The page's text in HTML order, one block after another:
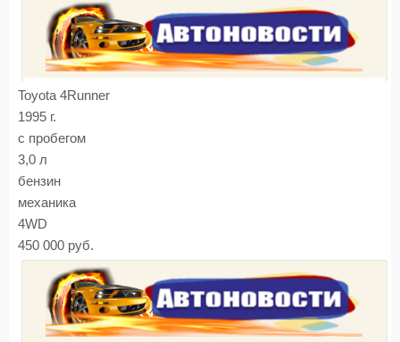
Toyota 4Runner
1995 г.
с пробегом
3,0 л
бензин
механика
4WD
450 000 руб.